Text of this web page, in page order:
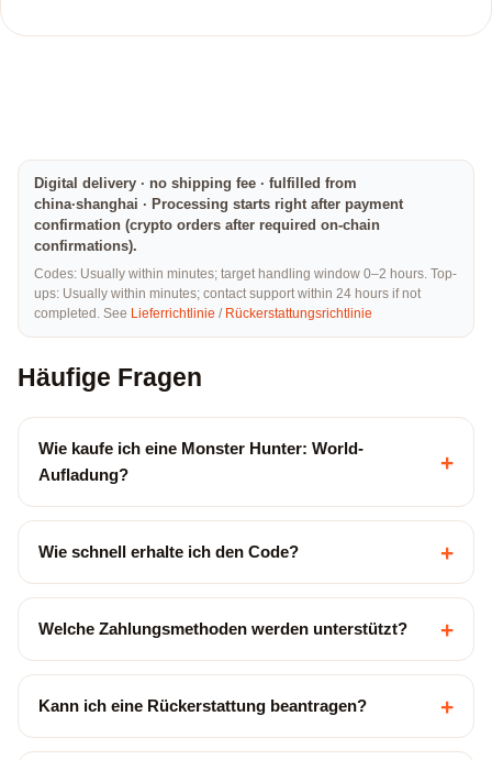
Digital delivery · no shipping fee · fulfilled from
china·shanghai · Processing starts right after payment
confirmation (crypto orders after required on-chain
confirmations).
Codes: Usually within minutes; target handling window 0–2 hours. Top-
ups: Usually within minutes; contact support within 24 hours if not
completed. See Lieferrichtlinie / Rückerstattungsrichtlinie
Häufige Fragen
Wie kaufe ich eine Monster Hunter: World-
Aufladung?
+
Wie schnell erhalte ich den Code? +
Welche Zahlungsmethoden werden unterstützt? +
Kann ich eine Rückerstattung beantragen? +